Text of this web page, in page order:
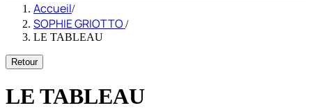
Accueil/
SOPHIE GRIOTTO /
LE TABLEAU
Retour
LE TABLEAU